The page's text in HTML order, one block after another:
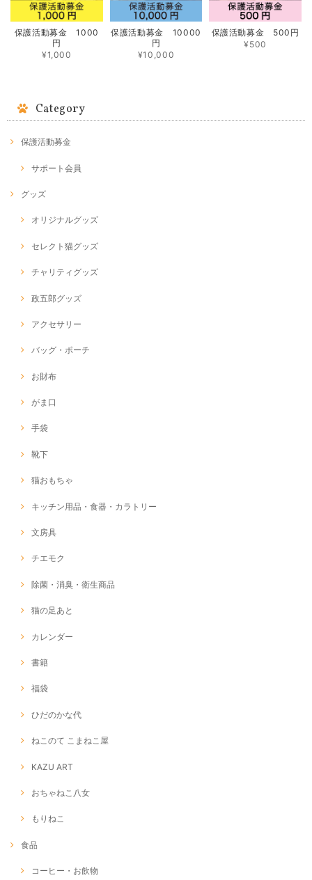
保護活動募金 1000
円
¥1,000
保護活動募金 10000
円
¥10,000
保護活動募金 500円
¥500
Category
保護活動募金
サポート会員
グッズ
オリジナルグッズ
セレクト猫グッズ
チャリティグッズ
政五郎グッズ
アクセサリー
バッグ・ポーチ
お財布
がま口
手袋
靴下
猫おもちゃ
キッチン用品・食器・カラトリー
文房具
チエモク
除菌・消臭・衛生商品
猫の足あと
カレンダー
書籍
福袋
ひだのかな代
ねこのて こまねこ屋
KAZU ART
おちゃねこ八女
もりねこ
食品
コーヒー・お飲物